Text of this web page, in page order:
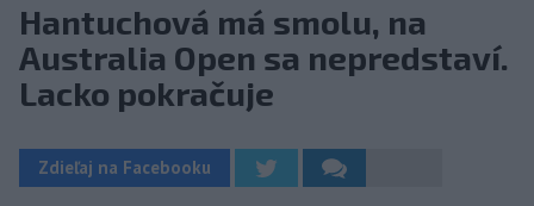
Hantuchová má smolu, na
Australia Open sa nepredstaví.
Lacko pokračuje
Zdieľaj na Facebooku